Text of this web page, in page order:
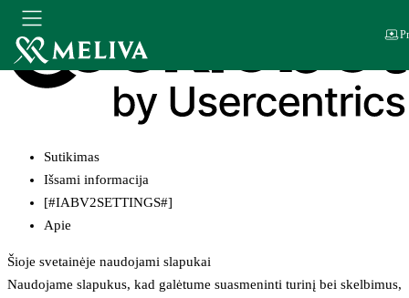
Sutikimas
Išsami informacija
[#IABV2SETTINGS#]
Apie
Šioje svetainėje naudojami slapukai
Naudojame slapukus, kad galėtume suasmeninti turinį bei skelbimus,